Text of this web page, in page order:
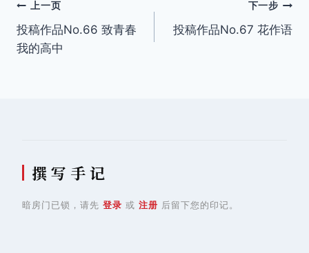
文
章
上一页
投稿作品No.66 致青春
我的高中
下一步
投稿作品No.67 花作语
撰 写 手 记
暗房门已锁，请先 登录 或 注册 后留下您的印记。